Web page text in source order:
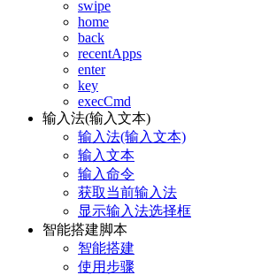
swipe
home
back
recentApps
enter
key
execCmd
输入法(输入文本)
输入法(输入文本)
输入文本
输入命令
获取当前输入法
显示输入法选择框
智能搭建脚本
智能搭建
使用步骤